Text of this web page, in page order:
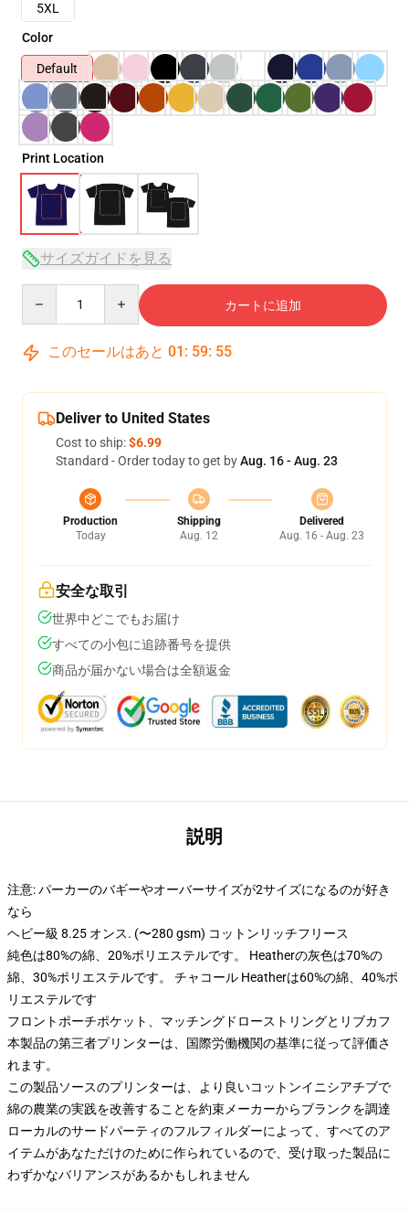
5XL
Color
Default
Print Location
サイズガイドを見る
カートに追加
このセールはあと 01 : 59: 54
Deliver to United States
Cost to ship:$6.99
Standard - Order today to get byAug. 16 - Aug. 23
Production
Today
Shipping
Aug. 12
Delivered
Aug. 16 - Aug. 23
安全な取引
世界中どこでもお届け
すべての小包に追跡番号を提供
商品が届かない場合は全額返金
説明
注意: パーカーのバギーやオーバーサイズが2サイズになるのが好き
なら
ヘビー級 8.25 オンス. (〜280 gsm) コットンリッチフリース
純色は80%の綿、20%ポリエステルです。 Heatherの灰色は70%の
綿、30%ポリエステルです。 チャコール Heatherは60%の綿、40%ポ
リエステルです
フロントポーチポケット、マッチングドローストリングとリブカフ
本製品の第三者プリンターは、国際労働機関の基準に従って評価さ
れます。
この製品ソースのプリンターは、より良いコットンイニシアチブで
綿の農業の実践を改善することを約束メーカーからブランクを調達
ローカルのサードパーティのフルフィルダーによって、すべてのア
イテムがあなただけのために作られているので、受け取った製品に
わずかなバリアンスがあるかもしれません